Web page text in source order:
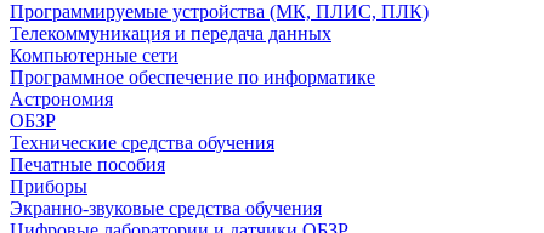
Программируемые устройства (МК, ПЛИС, ПЛК)
Телекоммуникация и передача данных
Компьютерные сети
Программное обеспечение по информатике
Астрономия
ОБЗР
Технические средства обучения
Печатные пособия
Приборы
Экранно-звуковые средства обучения